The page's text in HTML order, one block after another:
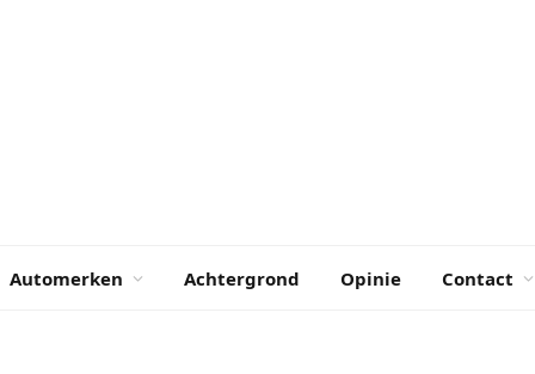
Automerken Achtergrond Opinie Contact